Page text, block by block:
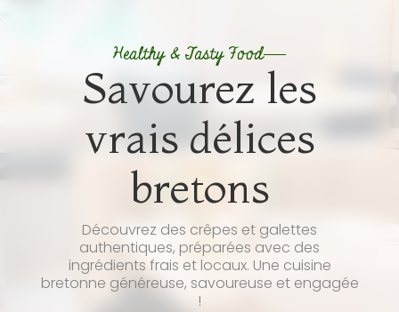
Healthy & Tasty Food
Savourez les
vrais délices
bretons
Découvrez des crêpes et galettes
authentiques, préparées avec des
ingrédients frais et locaux. Une cuisine
bretonne généreuse, savoureuse et engagée
!